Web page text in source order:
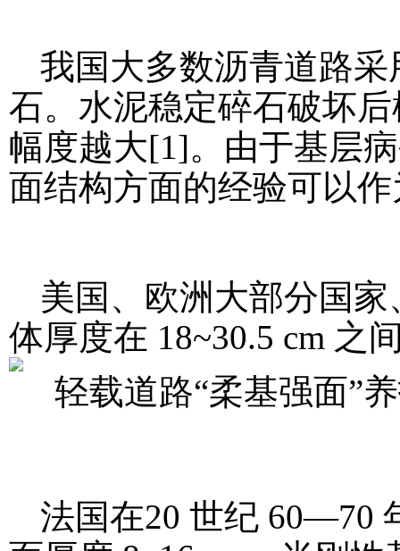
我国大多数沥青道路
石。水泥稳定碎石破坏
幅度越大[1]。由于基层
面结构方面的经验可以
美国、欧洲大部分国
体厚度在 18~30.5 cm 之
法国在20 世纪 60—70